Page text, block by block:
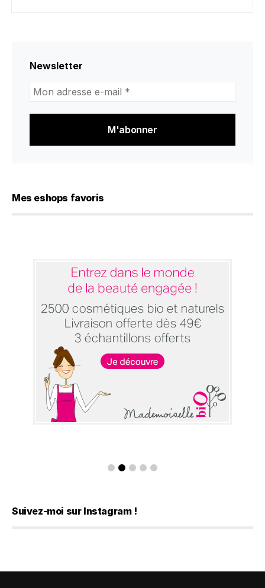
Newsletter
adresse
mail
Mes eshops favoris
Suivez-moi sur Instagram !